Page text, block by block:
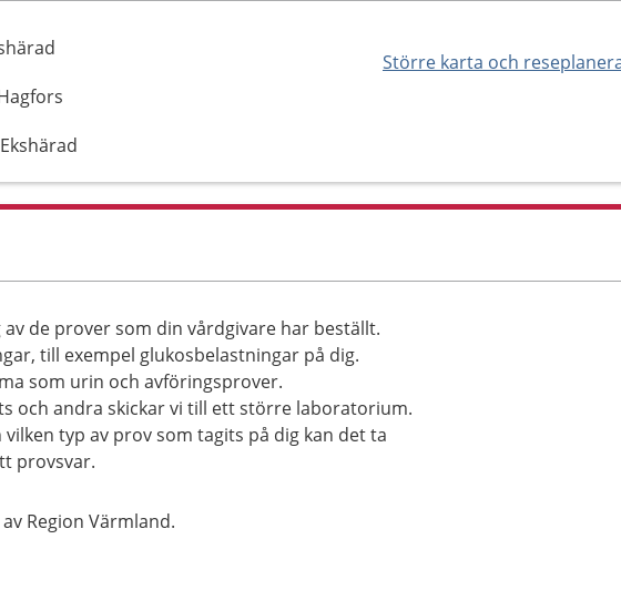
Större karta och
de prover som din vårdgivare har beställt.
till exempel glukosbelastningar på dig.
som urin och avföringsprover.
och andra skickar vi till ett större laboratorium.
typ av prov som tagits på dig kan det ta
provsvar.
Region Värmland.